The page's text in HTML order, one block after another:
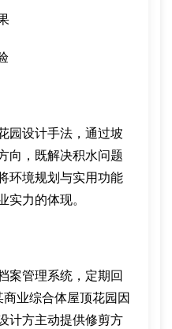
园设计手法，通过坡
向，既解决积水问题
环境规划与实用功能
力的体现。
案管理系统，定期回
业综合体屋顶花园因
计方主动提供修剪方